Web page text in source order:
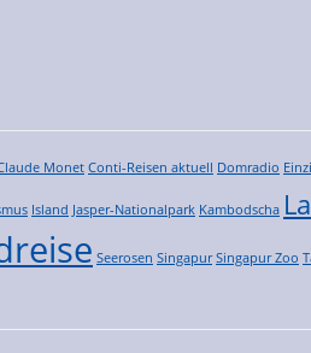
Monet Conti-Reisen aktuell Domradio
Island Jasper-Nationalpark Kambodscha
Seerosen Singapur Singapur Zoo